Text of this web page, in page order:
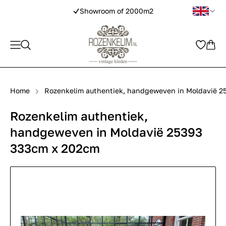
Showroom of 2000m2
Home Rozenkelim authentiek, handgeweven in Moldavië
Rozenkelim authentiek,
handgeweven in Moldavië 25393
333cm x 202cm